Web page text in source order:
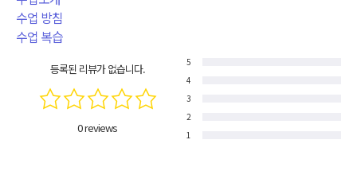
수업 방침
수업 복습
등록된 리뷰가 없습니다.
0 reviews
5
4
3
2
1